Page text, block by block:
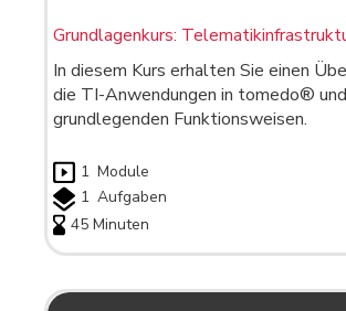
Grundlagenkurs:
In diesem Kurs erhalten Sie einen
die TI-Anwendungen in tomedo®
grundlegenden Funktionsweisen.
1 Module
1 Aufgaben
45 Minuten